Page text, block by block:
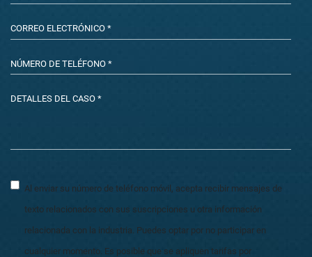
Al enviar su número de teléfono móvil, acepta recibir mensajes de
texto relacionados con sus suscripciones u otra información
relacionada con la industria. Puedes optar por no participar en
cualquier momento. Es posible que se apliquen tarifas por